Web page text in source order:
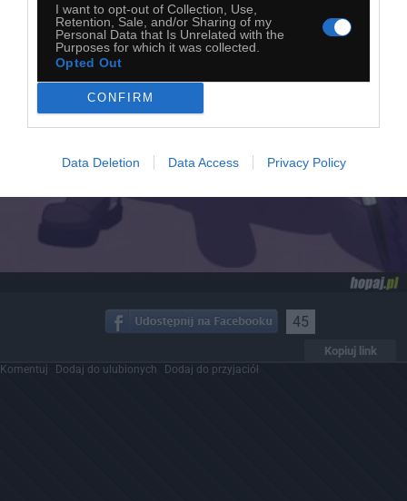
I want to opt-out of Collection, Use,
Retention, Sale, and/or Sharing of my
Personal Data that Is Unrelated with the
Purposes for which it was collected.
Opted Out
CONFIRM
Data Deletion Data Access Privacy Policy
45
Kopiuj link
Komentuj Dodaj do ulubionych Dodaj do przyjaciół